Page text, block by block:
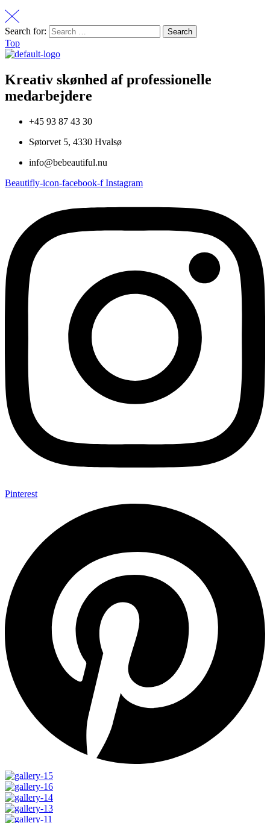
Search for:
Top
Kreativ skønhed af professionelle
medarbejdere
+45 93 87 43 30
Søtorvet 5, 4330 Hvalsø
info@bebeautiful.nu
Beautifly-icon-facebook-f Instagram
Pinterest